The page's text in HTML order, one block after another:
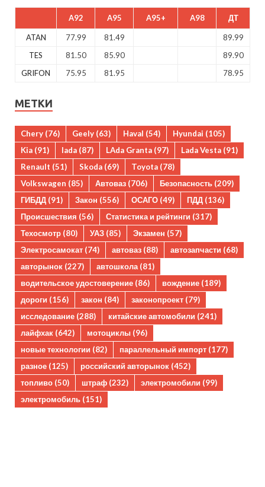
A92 A95 A95+ A98 ДТ
ATAN 77.99 81.49
89.99
TES
81.50 85.90
89.90
GRIFON
75.95 81.95 78.95
МЕТКИ
Chery (76) Geely (63) Haval (54) Hyundai (105)
Kia (91) lada (87) LAda Granta (97) Lada Vesta (91)
Renault (51) Skoda (69) Toyota (78)
Volkswagen (85) Автоваз (706) Безопасность (209)
ГИБДД (91) Закон (556) ОСАГО (49) ПДД (136)
Происшествия (56) Статистика и рейтинги (317)
Техосмотр (80) УАЗ (85) Экзамен (57)
Электросамокат (74) автоваз (88) автозапчасти (68)
авторынок (227) автошкола(81)
водительское удостоверение (86) вождение (189)
дороги (156) закон (84) законопроект (79)
исследование (288) китайские автомобили (241)
лайфхак (642) мотоциклы (96)
новые технологии (82) параллельный импорт (177)
разное (125) российский авторынок (452)
топливо (50) штраф (232) электромобили (99)
электромобиль (151)